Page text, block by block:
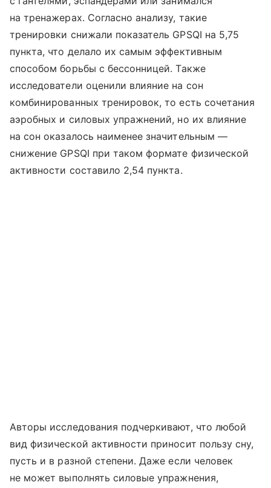
на тренажерах. Согласно анализу, такие
тренировки снижали показатель GPSQI на 5,75
пункта, что делало их самым эффективным
способом борьбы с бессонницей. Также
исследователи оценили влияние на сон
комбинированных тренировок, то есть сочетания
аэробных и силовых упражнений, но их влияние
на сон оказалось наименее значительным —
снижение GPSQI при таком формате физической
активности составило 2,54 пункта.
Авторы исследования подчеркивают, что любой
вид физической активности приносит пользу сну,
пусть и в разной степени. Даже если человек
не может выполнять силовые упражнения,